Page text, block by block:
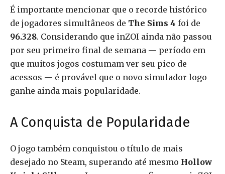
É importante mencionar que o recorde histórico
de jogadores simultâneos de The Sims 4 foi de
96.328. Considerando que inZOI ainda não passou
por seu primeiro final de semana — período em
que muitos jogos costumam ver seu pico de
acessos — é provável que o novo simulador logo
ganhe ainda mais popularidade.
A Conquista de Popularidade
O jogo também conquistou o título de mais
desejado no Steam, superando até mesmo Hollow